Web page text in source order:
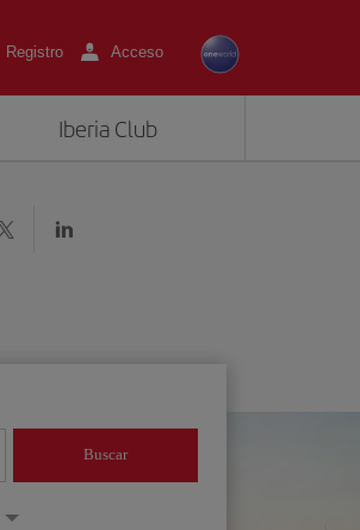
Registro Acceso
Iberia Club
Buscar